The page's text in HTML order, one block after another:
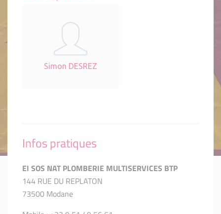
Simon DESREZ
Infos pratiques
EI SOS NAT PLOMBERIE MULTISERVICES BTP
144 RUE DU REPLATON
73500 Modane